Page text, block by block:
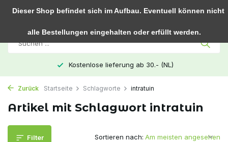
0
Kostenlose lieferung ab 30.- (NL)
Zurück Startseite Schlagworte intratuin
Artikel mit Schlagwort intratuin
Filter Sortieren nach:
Dieser Shop befindet sich im Aufbau. Eventuell können nicht
alle Bestellungen eingehalten oder erfüllt werden.